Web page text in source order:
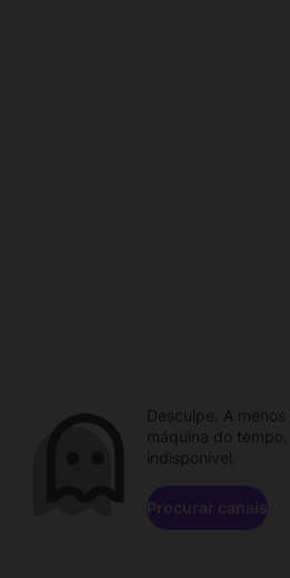
Desculpe. A
máquina do
indisponível.
Procurar canais